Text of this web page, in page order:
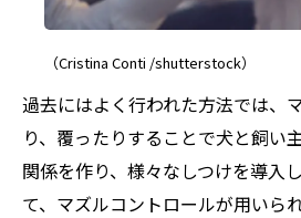
（Cristina Conti /shutterstock）
過去にはよく行われた方法では、
り、覆ったりすることで犬と飼い
関係を作り、様々なしつけを導入
て、マズルコントロールが用いら